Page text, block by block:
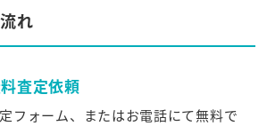
れ
査定依頼
フォーム、またはお電話にて無料で